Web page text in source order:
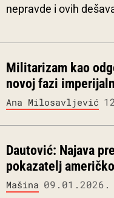
nepravde i ovih
Militarizam kao
novoj fazi
Ana Milosavljević
Dautović: Najava
pokazatelj
Mašina 09.01.2026.